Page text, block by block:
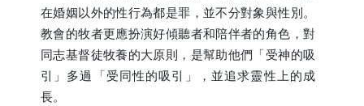
在婚姻以外的性行為都是罪，並不分對象與性別。
教會的牧者更應扮演好傾聽者和陪伴者的角色，對
同志基督徒牧養的大原則，是幫助他們「受神的吸
引」多過「受同性的吸引」，並追求靈性上的成
長。